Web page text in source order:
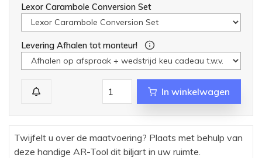
Lexor Carambole Conversion Set
Levering Afhalen tot monteur!
In winkelwagen
Twijfelt u over de maatvoering? Plaats met behulp van
deze handige AR-Tool dit biljart in uw ruimte.